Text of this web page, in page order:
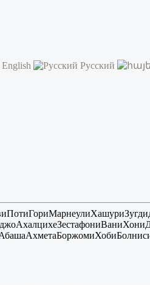
English Русский
ПотиГориМарнеулиХашури
АхалцихеЗестафониВаниХони
АхметаБоржомиХоби